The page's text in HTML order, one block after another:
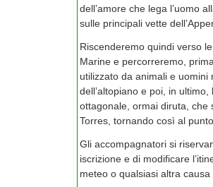
dell’amore che lega l’uomo
sulle principali vette
Riscenderemo quindi verso
Marine e percorreremo,
utilizzato da animali e
dell’altopiano e poi, in
ottagonale, ormai diruta, che
Torres, tornando così al
Gli accompagnatori si
iscrizione e di modificare
meteo o qualsiasi altra